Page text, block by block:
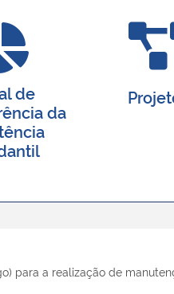
de
da
para a realização de